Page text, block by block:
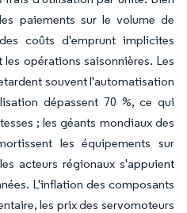
paiements sur le volume de
coûts d'emprunt implicites
opérations saisonnières. Les
souvent l'automatisation
dépassent 70 %, ce qui
; les géants mondiaux des
les équipements sur
acteurs régionaux s'appuient
L'inflation des composants
les prix des servomoteurs